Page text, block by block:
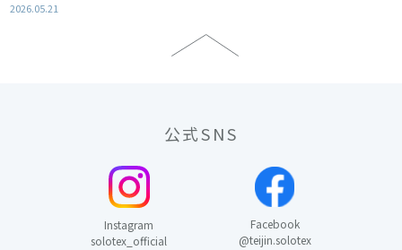
2026.05.21
公式SNS
Instagram
solotex_official
Facebook
@teijin.solotex